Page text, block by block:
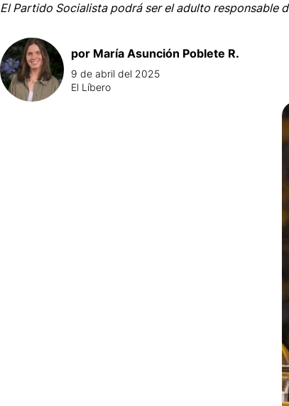
El Partido Socialista podrá ser el adulto responsable
por María Asunción Poblete R.
9 de abril del 2025
El Líbero